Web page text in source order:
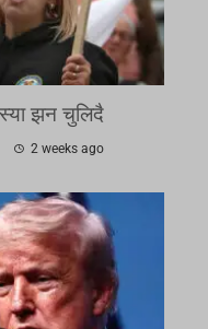
झन चुलिदै
2 weeks ago